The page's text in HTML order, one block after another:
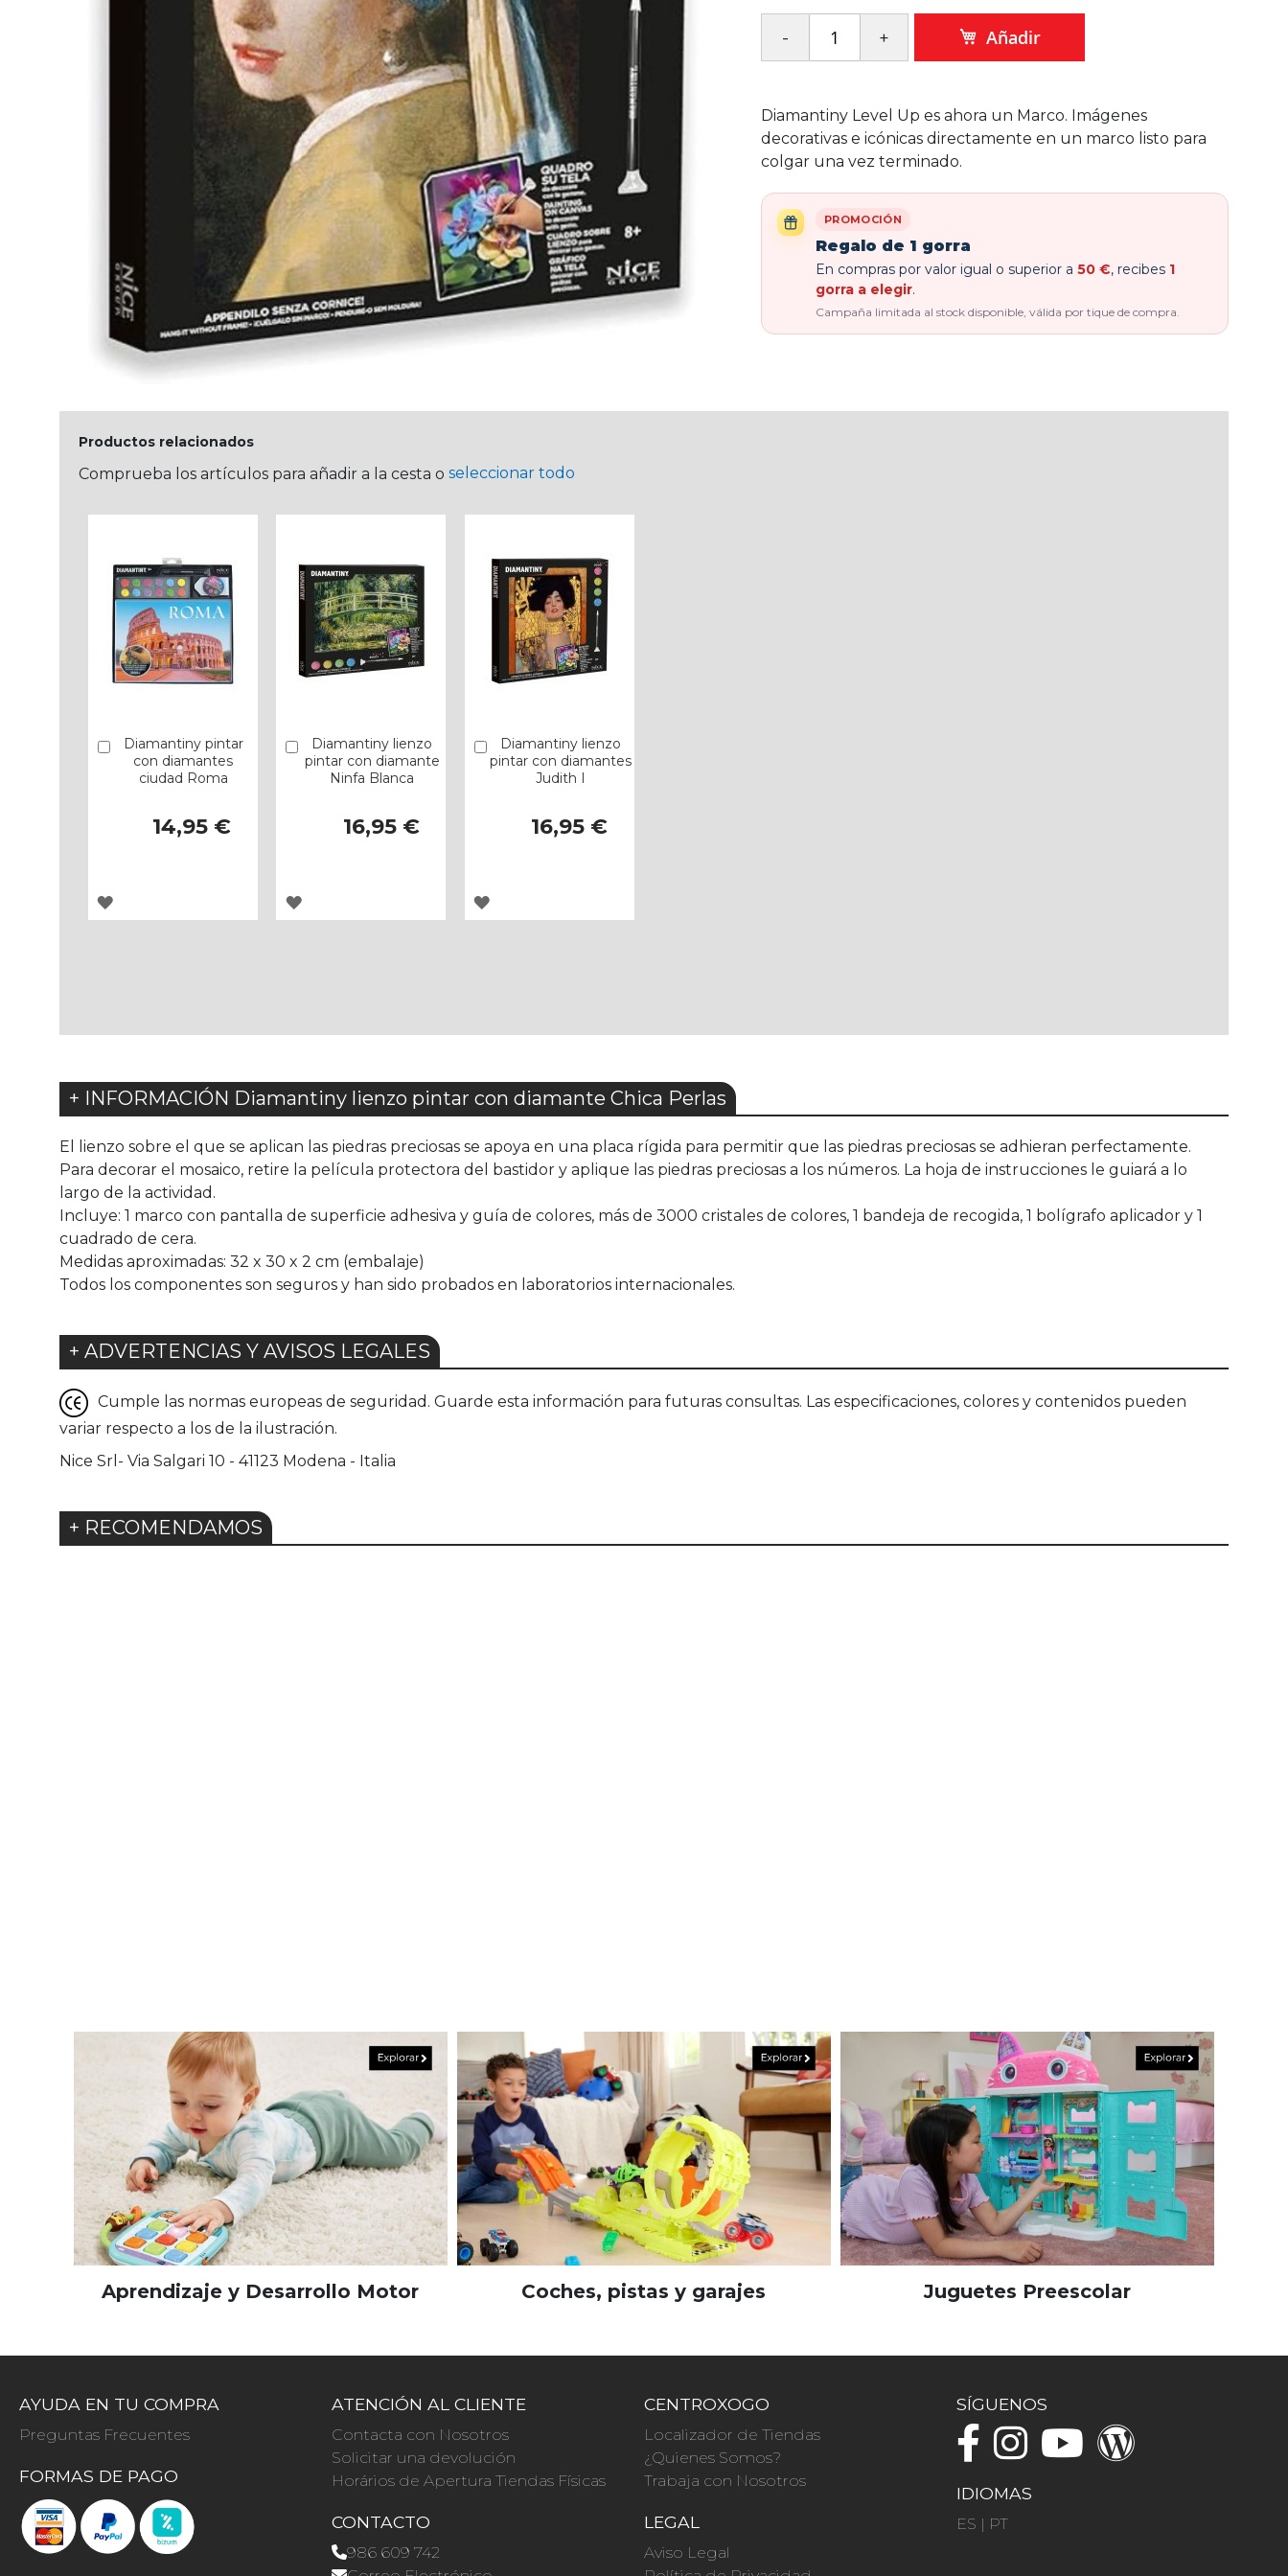
Añadir
Diamantiny Level Up es ahora un Marco. Imágenes
decorativas e icónicas directamente en un marco listo para
colgar una vez terminado.
PROMOCIÓN
Regalo de 1 gorra
En compras por valor igual o superior a 50 €, recibes 1
gorra a elegir.
Campaña limitada al stock disponible, válida por tique de compra.
Productos relacionados
Comprueba los artículos para añadir a la cesta o seleccionar todo
Diamantiny pintar
con diamantes
ciudad Roma
14,95 €
Añadir
AGREGAR
Diamantiny lienzo
pintar con diamante
Ninfa Blanca
16,95 €
Añadir
AGREGAR
Diamantiny lienzo
pintar con diamantes
Judith I
16,95 €
Añadir
AGREGAR
+ INFORMACIÓN Diamantiny lienzo pintar con diamante Chica Perlas
El lienzo sobre el que se aplican las piedras preciosas se apoya en una placa rígida para permitir que las piedras preciosas se adhieran perfectamente.
Para decorar el mosaico, retire la película protectora del bastidor y aplique las piedras preciosas a los números. La hoja de instrucciones le guiará a lo
largo de la actividad.
Incluye: 1 marco con pantalla de superficie adhesiva y guía de colores, más de 3000 cristales de colores, 1 bandeja de recogida, 1 bolígrafo aplicador y 1
cuadrado de cera.
Medidas aproximadas: 32 x 30 x 2 cm (embalaje)
Todos los componentes son seguros y han sido probados en laboratorios internacionales.
+ ADVERTENCIAS Y AVISOS LEGALES
Cumple las normas europeas de seguridad. Guarde esta información para futuras consultas. Las especificaciones, colores y contenidos pueden
variar respecto a los de la ilustración.
Nice Srl- Via Salgari 10 - 41123 Modena - Italia
+ RECOMENDAMOS
Aprendizaje y Desarrollo Motor Coches, pistas y garajes Juguetes Preescolar
AYUDA EN TU COMPRA
Preguntas Frecuentes
FORMAS DE PAGO
ATENCIÓN AL CLIENTE
Contacta con Nosotros
Solicitar una devolución
Horários de Apertura Tiendas Físicas
CONTACTO
986 609 742
CENTROXOGO
Localizador de Tiendas
¿Quienes Somos?
Trabaja con Nosotros
LEGAL
Aviso Legal
SÍGUENOS
IDIOMAS
ES | PT